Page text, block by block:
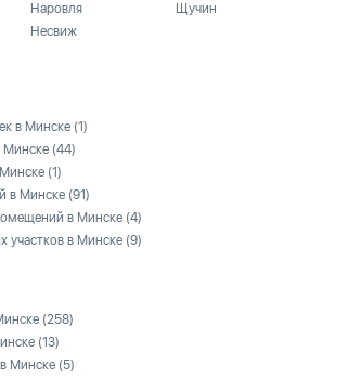
Наровля
Несвиж
Щучин
в Минске (1)
Минске (44)
(1)
в Минске (91)
в Минске (4)
участков в Минске (9)
(258)
(13)
Минске (5)